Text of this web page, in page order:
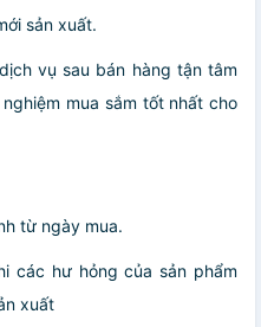
sản xuất.
vụ sau bán hàng tận tâm
mua sắm tốt nhất cho
từ ngày mua.
các hư hỏng của sản phẩm
xuất